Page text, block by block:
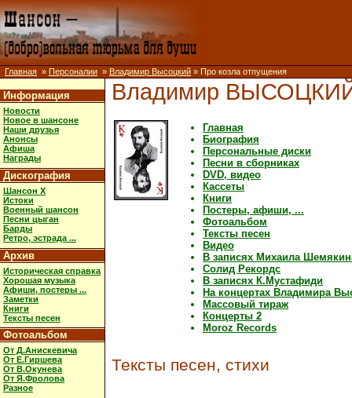
Главная » Персоналии » Владимир Высоцкий » Про козла отпущения
Информация
Новости
Новое в шансоне
Наши друзья
Анонсы
Афиша
Награды
Дискография
Шансон X
Истоки
Военный шансон
Песни цыган
Барды
Ретро, эстрада ...
Архив
Историческая справка
Хорошая музыка
Афиши, постеры ...
Заметки
Книги
Тексты песен
Фотоальбом
От Д.Анискевича
От Е.Гиршева
От В.Окунева
От Я.Фролова
Разное
Владимир
Главная
Биография
Персональные диски
Песни в сборниках
DVD, видео
Кассеты
Книги
Постеры, афиши, ...
Фотоальбом
Тексты песен
Видео
В записях Михаила
Солид Рекордс
В записях К.Мустафиди
На концертах Владимира
Массовый тираж
Концерты 2
Moroz Records
Тексты песен, стихи